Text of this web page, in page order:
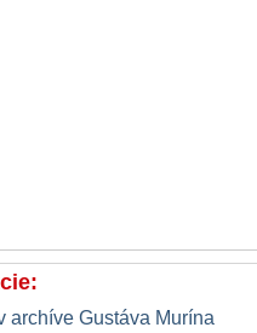
archíve Gustáva Murína